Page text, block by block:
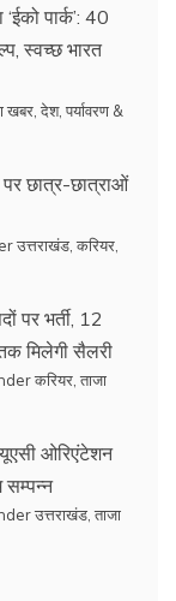
पार्क’: 40
स्वच्छ भारत
खबर देश, पर्यावरण &
पर छात्र-छात्राओं
उत्तराखंड करियर
पर भर्ती, 12
मिलेगी सैलरी
करियर ताजा
ओरिएंटेशन
उत्तराखंड ताजा